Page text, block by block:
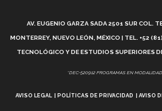
¿Cómo es el Modelo
Vida Tec: Feminismo e
AV. EUGENIO GARZA SADA 2501 SUR COL.
MONTERREY, NUEVO LEÓN, MÉXICO | TEL. +52
TECNOLÓGICO Y DE ESTUDIOS SUPERIORES
*DEC-520912 PROGRAMAS EN
AVISO LEGAL POLÍTICAS DE PRIVACIDAD AVISO